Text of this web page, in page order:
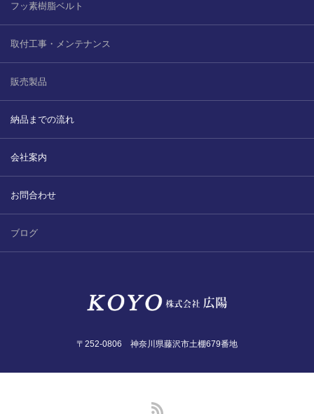
フッ素樹脂ベルト
取付工事・メンテナンス
販売製品
納品までの流れ
会社案内
お問合わせ
ブログ
〒252-0806 神奈川県藤沢市土棚679番地